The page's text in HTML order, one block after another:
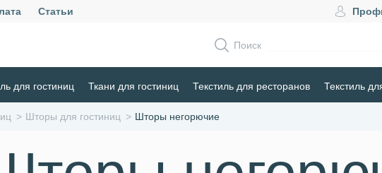
Статьи
Поиск
для гостиниц Ткани для гостиниц Текстиль для ресторанов Текстиль
Шторы для гостиниц Шторы негорючие